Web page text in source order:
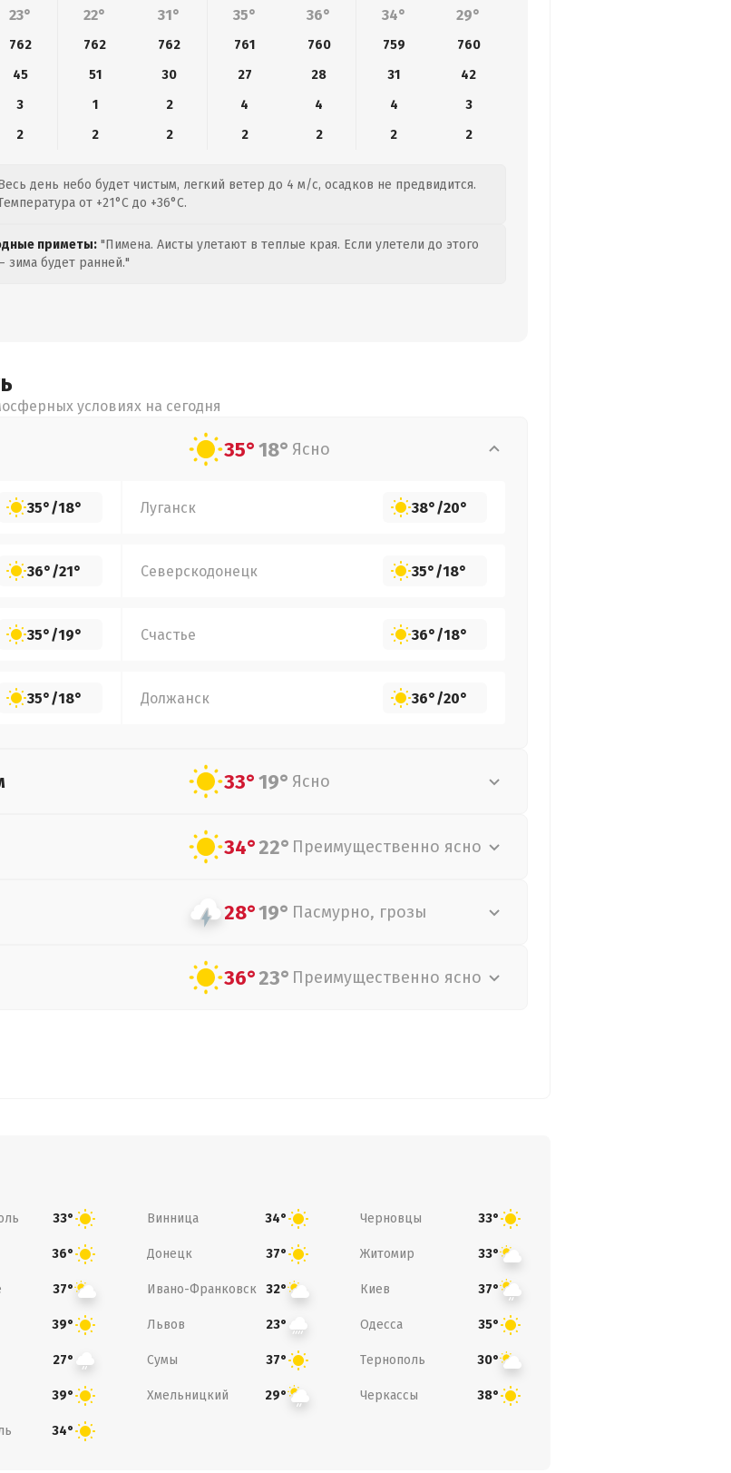
23° 22° 31° 35° 36° 34° 29°
762 762 762 761 760 759
760
45 51 30 27 28 31
42
3 1 2 4 4 4
3
2 2 2 2 2 2 2
день небо будет чистым, легкий ветер до 4 м/с, осадков не предвидится.
от +21°C до +36°C.
приметы: "Пимена. Аисты улетают в теплые края. Если улетели до этого
зима будет ранней."
условиях на сегодня
35°18° Ясно
35°/18° Луганск 38°/20°
36°/21° Северскодонецк 35°/18°
35°/19° Счастье 36°/18°
35°/18° Должанск 36°/20°
33°19° Ясно
34°22° Преимущественно ясно
28°19° Пасмурно, грозы
36°23° Преимущественно ясно
33° Винница 34° Черновцы 33°
36° Донецк 37° Житомир 33°
37° Ивано-Франковск 32° Киев 37°
39° Львов 23° Одесса 35°
27° Сумы 37° Тернополь 30°
39° Хмельницкий 29° Черкассы 38°
34°